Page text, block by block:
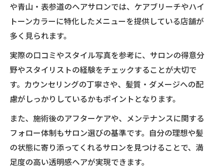
や青山・表参道のヘアサロンでは、ケアブリーチやハイ
トーンカラーに特化したメニューを提供している店舗が
多く見られます。
実際の口コミやスタイル写真を参考に、サロンの得意分
野やスタイリストの経験をチェックすることが大切で
す。カウンセリングの丁寧さや、髪質・ダメージへの配
慮がしっかりしているかもポイントとなります。
また、施術後のアフターケアや、メンテナンスに関する
フォロー体制もサロン選びの基準です。自分の理想や髪
の状態に寄り添ってくれるサロンを見つけることで、満
足度の高い透明感ヘアが実現できます。